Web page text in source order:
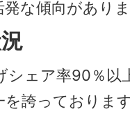
な傾向があり
シェア率90％以
を誇っておりま